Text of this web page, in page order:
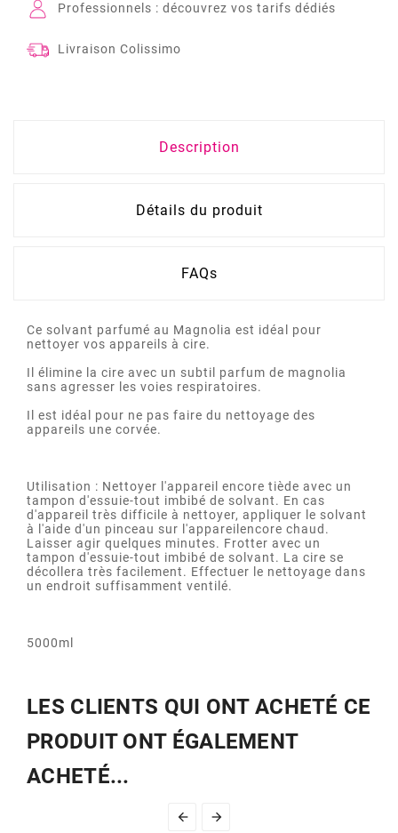
Professionnels : découvrez vos tarifs dédiés
Livraison Colissimo
Description
Détails du produit
FAQs
Ce solvant parfumé au Magnolia est idéal pour
nettoyer vos appareils à cire.
Il élimine la cire avec un subtil parfum de magnolia
sans agresser les voies respiratoires.
Il est idéal pour ne pas faire du nettoyage des
appareils une corvée.
Utilisation : Nettoyer l'appareil encore tiède avec un
tampon d'essuie-tout imbibé de solvant. En cas
d'appareil très difficile à nettoyer, appliquer le solvant
à l'aide d'un pinceau sur l'appareilencore chaud.
Laisser agir quelques minutes. Frotter avec un
tampon d'essuie-tout imbibé de solvant. La cire se
décollera très facilement. Effectuer le nettoyage dans
un endroit suffisamment ventilé.
5000ml
LES CLIENTS QUI ONT ACHETÉ CE
PRODUIT ONT ÉGALEMENT
ACHETÉ...
 